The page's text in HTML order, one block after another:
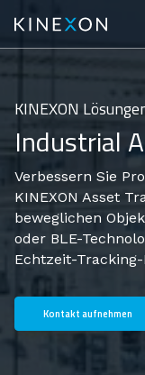
KINEXON
Industrial
Verbessern Sie
KINEXON Asset
beweglichen
oder BLE-
Echtzeit-
Kontakt aufnehmen